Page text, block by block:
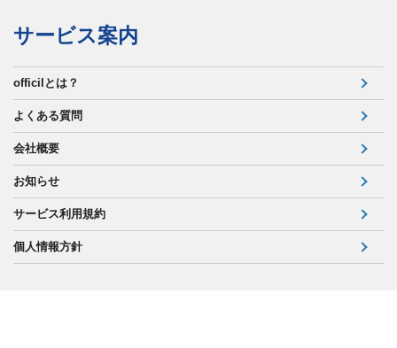
サービス案内
officilとは？
よくある質問
会社概要
お知らせ
サービス利用規約
個人情報方針